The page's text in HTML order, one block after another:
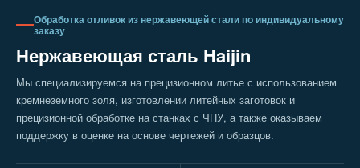
Обработка отливок из нержавеющей стали по индивидуальному
заказу
Нержавеющая сталь Haijin
Мы специализируемся на прецизионном литье с использованием
кремнеземного золя, изготовлении литейных заготовок и
прецизионной обработке на станках с ЧПУ, а также оказываем
поддержку в оценке на основе чертежей и образцов.